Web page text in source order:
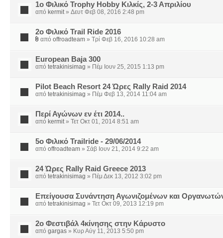
1ο Φιλικό Trophy Hobby Κιλκίς, 2-3 Απριλίου
από kermit» Δευτ Φεβ 08, 2016 2:48 pm
2ο Φιλικό Trail Ride 2016
από offroadteam » Τρί Φεβ 16, 2016 10:28 am
European Baja 300
από tetrakinisimag » Πέμ Ιουν 25, 2015 1:13 pm
Pilot Beach Resort 24 Ώρες Rally Raid 2014
από tetrakinisimag » Πέμ Φεβ 13, 2014 11:04 am
Περί Αγώνων εν έτι 2014..
από kermit» Τετ Οκτ 01, 2014 8:51 am
5ο Φιλικό Trailride - 29/06/2014
από offroadteam » Σάβ Ιουν 21, 2014 9:22 am
24 Ώρες Rally Raid Greece 2013
από tetrakinisimag » Πέμ Δεκ 13, 2012 3:02 pm
Επείγουσα Συνάντηση Αγωνιζομένων και
από tetrakinisimag » Τετ Οκτ 09, 2013 12:19 pm
2o Φεστιβάλ 4κίνησης στην Κάρυστο
από gargas » Κυρ Αύγ 11, 2013 5:50 pm